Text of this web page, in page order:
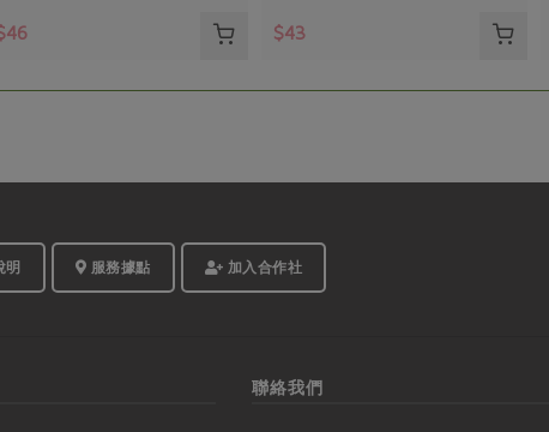
$43
明 服務據點 加入合作社
聯絡我們